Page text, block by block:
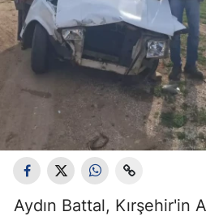
Aydın Battal, Kırşehir'in